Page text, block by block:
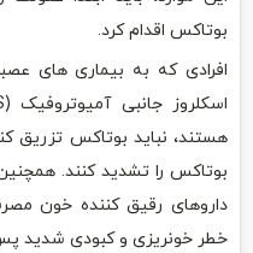
بوتاکس اقدام کرد.
افرادی که به بیماری های
هستند، نباید بوتاکس تزریق
بوتاکس را تشدید کنند.
داروهای رقیق کننده خون
خطر خونریزی و کبودی شدید